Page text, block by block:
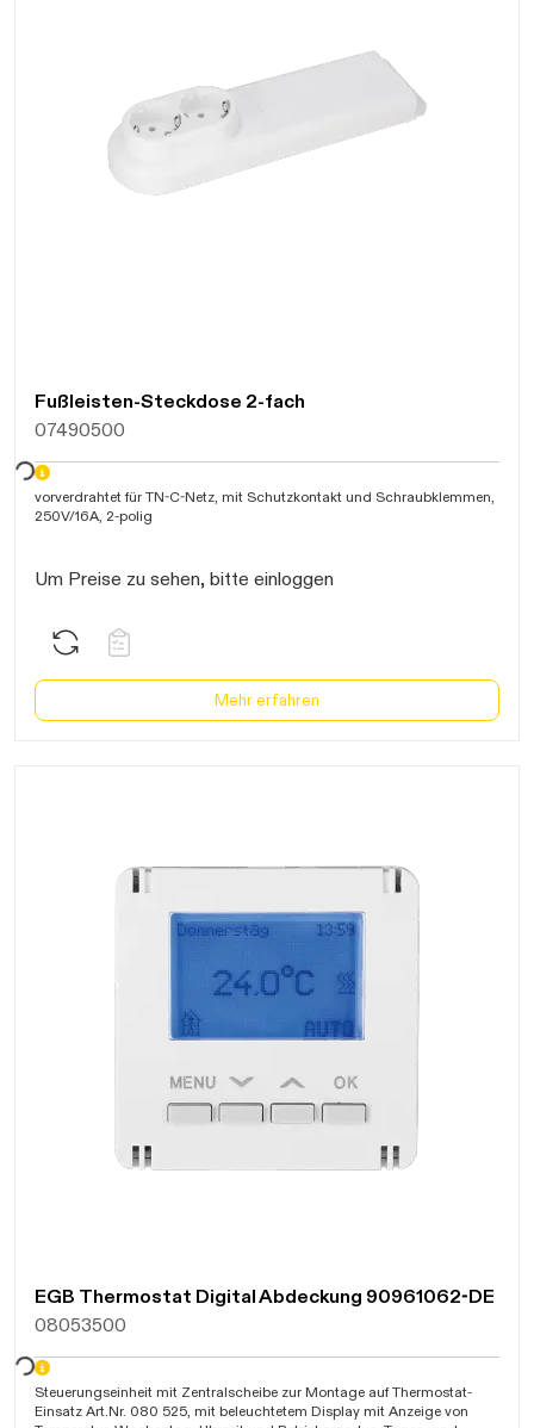
Fußleisten-Steckdose 2-fach
07490500
vorverdrahtet für TN-C-Netz, mit Schutzkontakt und Schraubklemmen,
250V/16A, 2-polig
Um Preise zu sehen, bitte einloggen
Mehr erfahren
EGB Thermostat Digital Abdeckung 90961062-DE
08053500
Steuerungseinheit mit Zentralscheibe zur Montage auf Thermostat-
Einsatz Art.Nr. 080 525, mit beleuchtetem Display mit Anzeige von